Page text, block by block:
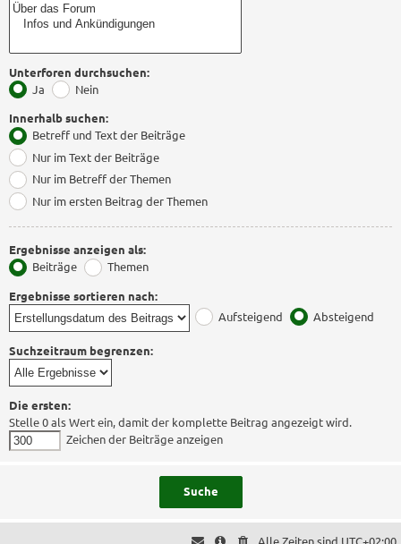
Unterforen durchsuchen:
Ja
Nein
Innerhalb suchen:
Betreff und Text der Beiträge
Nur im Text der Beiträge
Nur im Betreff der Themen
Nur im ersten Beitrag der Themen
Ergebnisse anzeigen als:
Beiträge
Themen
Ergebnisse sortieren nach:
Aufsteigend
Absteigend
Suchzeitraum begrenzen:
Die ersten:
Stelle 0 als Wert ein, damit der komplette Beitrag angezeigt wird.
Zeichen der Beiträge anzeigen